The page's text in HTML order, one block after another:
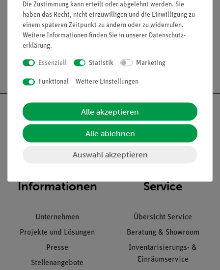
Media / Downloads
Versandkostenfrei ab 300,- €
Informationen
Unternehmen
Projekte und Lösungen
Presse
Stellenangebote
Service
Übersicht Service
Beratung & Showroom
Inventarisierungs- &
Einräumservice
Die Zustimmung kann erteilt oder abgelehnt werden. Sie
haben das Recht, nicht einzuwilligen und die Einwilligung zu
einem späteren Zeitpunkt zu ändern oder zu widerrufen.
Weitere Informationen finden Sie in unserer Daten­schutz­
erklärung.
Essenziell Statistik Marketing
Funktional Weitere Einstellungen
Alle akzeptieren
Alle ablehnen
Auswahl akzeptieren